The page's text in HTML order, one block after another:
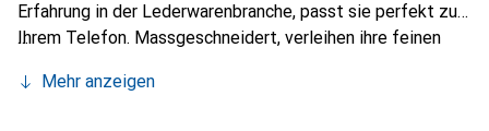
Erfahrung in der Lederwarenbranche, passt sie perfekt zu
Ihrem Telefon. Massgeschneidert, verleihen ihre feinen
und unverzichtbaren Accessoire für Ihr Smartphone. Die
Mehr anzeigen